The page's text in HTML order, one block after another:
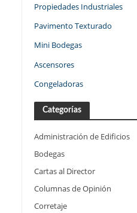
Propiedades Industriales
Pavimento Texturado
Mini Bodegas
Ascensores
Congeladoras
Categorías
Administración de Edificios
Bodegas
Cartas al Director
Columnas de Opinión
Corretaje